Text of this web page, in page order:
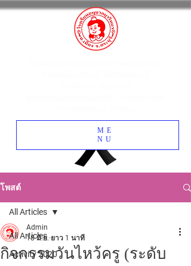
ME
NU
โพสต์
All Articles
Activity 2020
All Articles
กิจกรรมวันไหว้ครู (ระดับ
Admin
18 มิ.ย. ยาว 1 นาที